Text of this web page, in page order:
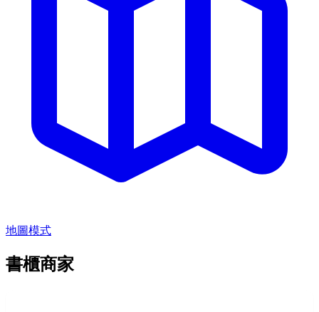
地圖模式
書櫃商家